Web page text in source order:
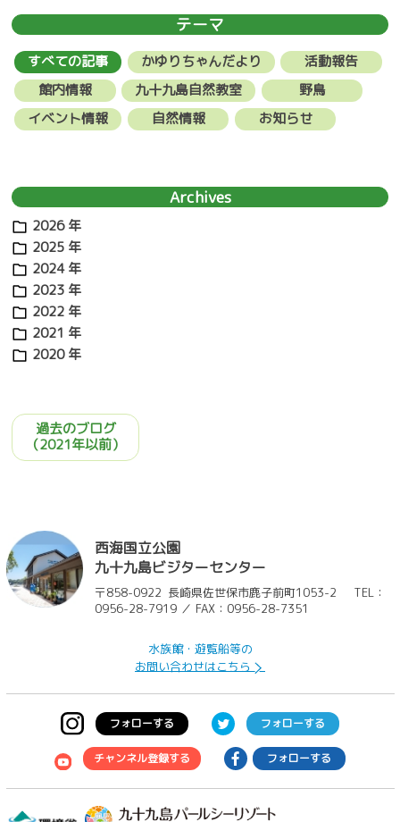
ナ
ビ
ゲ
ー
ン
テーマ
すべての記事 かゆりちゃんだより
活動報告
館内情報
九十九島自然教室
野鳥
イベント情報
自然情報 お知らせ
Archives
2026 年
2025 年
2024 年
2023 年
2022 年
2021 年
2020 年
過去のブログ
（2021年以前）
西海国立公園
九十九島ビジターセンター
〒858-0922 長崎県佐世保市鹿子前町1053-2
TEL：
0956-28-7919 ／ FAX：0956-28-7351
水族館・遊覧船等の
お問い合わせはこちら
フォローする フォローする
チャンネル登録する フォローする